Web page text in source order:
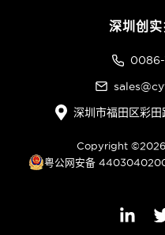
深圳创
0086-
深圳市福田区彩
Copyright ©2026
粤公网安备